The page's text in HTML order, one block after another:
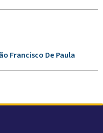
Francisco De Paula